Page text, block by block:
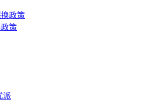
政策
策
派